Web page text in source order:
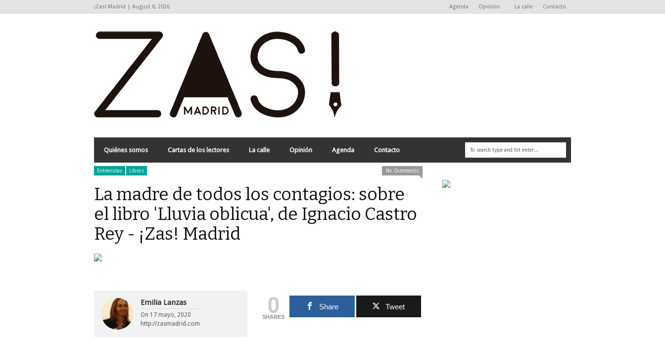
¡Zas! Madrid | August 8, 2026 Agenda Opinión La calle Contacto
Quiénes somos Cartas de los lectores La calle Opinión Agenda Contacto
Entrevistas Libros No Comments
La madre de todos los contagios: sobre
el libro 'Lluvia oblicua', de Ignacio Castro
Rey - ¡Zas! Madrid
Emilia Lanzas
On 17 mayo, 2020
http://zasmadrid.com
0
SHARES
Share Tweet